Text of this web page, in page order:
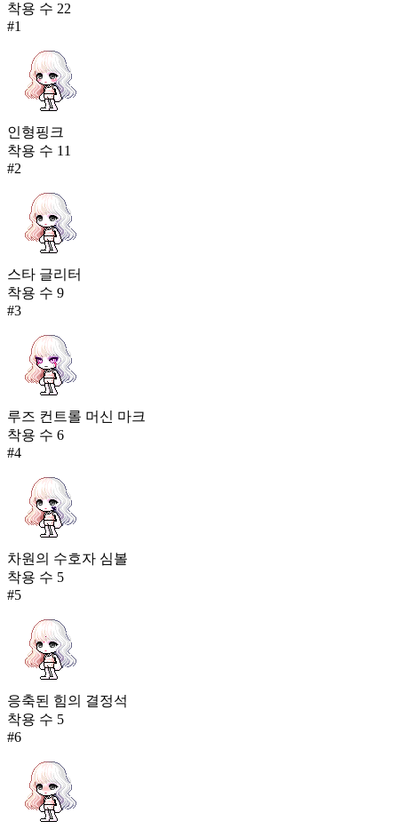
착용 수 22
#1
인형핑크
착용 수 11
#2
스타 글리터
착용 수 9
#3
루즈 컨트롤 머신 마크
착용 수 6
#4
차원의 수호자 심볼
착용 수 5
#5
응축된 힘의 결정석
착용 수 5
#6